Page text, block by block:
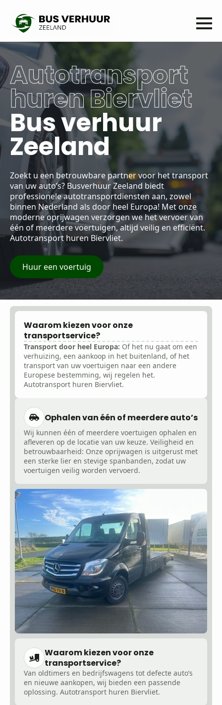
Autotransport
huren Biervliet
Bus verhuur
Zeeland
Zoekt u een betrouwbare partner voor het transport
van uw auto’s? Busverhuur Zeeland biedt
professionele autotransportdiensten aan, zowel
binnen Nederland als door heel Europa! Met onze
moderne oprijwagen verzorgen we het vervoer van
één of meerdere voertuigen, altijd veilig en efficiënt.
Autotransport huren Biervliet.
Huur een voertuig
Waarom kiezen voor onze
transportservice?
Transport door heel Europa: Of het nu gaat om een
verhuizing, een aankoop in het buitenland, of het
transport van uw voertuigen naar een andere
Europese bestemming, wij regelen het.
Autotransport huren Biervliet.
Ophalen van één of meerdere auto’s
Wij kunnen één of meerdere voertuigen ophalen en
afleveren op de locatie van uw keuze. Veiligheid en
betrouwbaarheid: Onze oprijwagen is uitgerust met
een sterke lier en stevige spanbanden, zodat uw
voertuigen veilig worden vervoerd.
Waarom kiezen voor onze
transportservice?
Van oldtimers en bedrijfswagens tot defecte auto’s
en nieuwe aankopen, wij bieden een passende
oplossing. Autotransport huren Biervliet.